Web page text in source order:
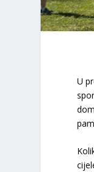
​U